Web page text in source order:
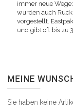
immer neue
wurden auch
vorgestellt.
und gibt oft bis zu
MEINE
Sie haben keine